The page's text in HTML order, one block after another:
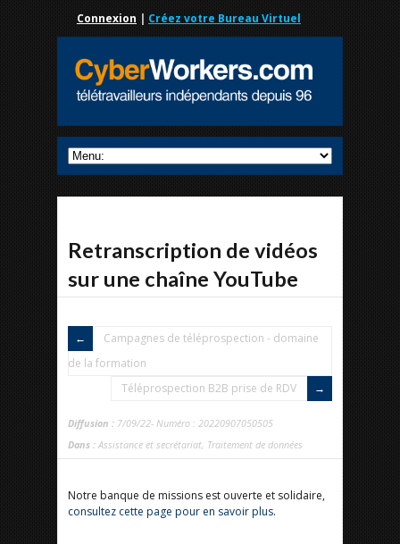
Connexion | Créez votre Bureau Virtuel
Retranscription de vidéos
sur une chaîne YouTube
Campagnes de téléprospection - domaine
de la formation
Téléprospection B2B prise de RDV
Diffusion : 7/09/22- Numéro : 20220907050505
Dans : Assistance et secrétariat, Traitement de données
Notre banque de missions est ouverte et solidaire,
consultez cette page pour en savoir plus.